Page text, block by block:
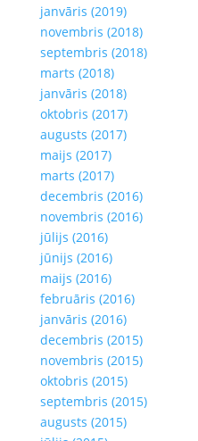
janvāris (2019)
novembris (2018)
septembris (2018)
marts (2018)
janvāris (2018)
oktobris (2017)
augusts (2017)
maijs (2017)
marts (2017)
decembris (2016)
novembris (2016)
jūlijs (2016)
jūnijs (2016)
maijs (2016)
februāris (2016)
janvāris (2016)
decembris (2015)
novembris (2015)
oktobris (2015)
septembris (2015)
augusts (2015)